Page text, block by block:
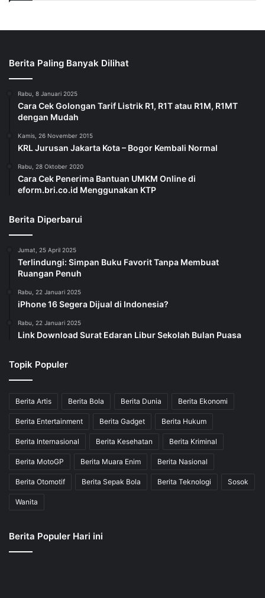
Berita Paling Banyak Dilihat
Rabu, 8 Januari 2025
Cara Cek Golongan Tarif Listrik R1, R1T atau R1M, R1MT
dengan Mudah
Kamis, 26 November 2015
KRL Jurusan Jakarta Kota – Bogor Kembali Normal
Rabu, 28 Oktober 2020
Cara Cek Penerima Bantuan UMKM Online di
eform.bri.co.id Menggunakan KTP
Berita Diperbarui
Jumat, 25 April 2025
Terlindungi: Simpan Buku Favorit Tanpa Membuat
Ruangan Penuh
Rabu, 22 Januari 2025
iPhone 16 Segera Dijual di Indonesia?
Rabu, 22 Januari 2025
Link Download Surat Edaran Libur Sekolah Bulan Puasa
Topik Populer
Berita Artis Berita Bola Berita Dunia Berita Ekonomi
Berita Entertainment Berita Gadget Berita Hukum
Berita Internasional Berita Kesehatan Berita Kriminal
Berita MotoGP Berita Muara Enim Berita Nasional
Berita Otomotif Berita Sepak Bola Berita Teknologi Sosok
Wanita
Berita Populer Hari ini